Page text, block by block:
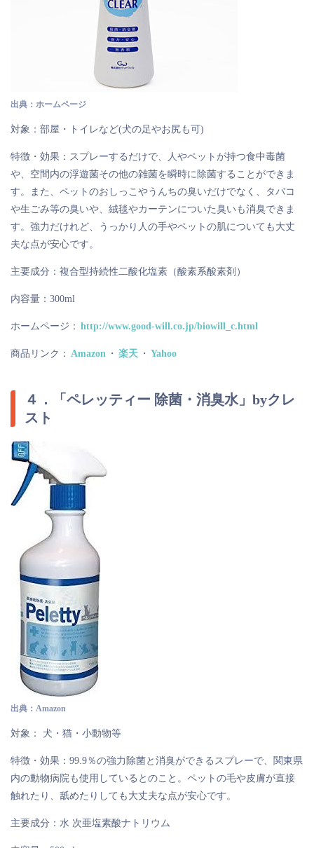
出典：ホームページ
対象：部屋・トイレなど(犬の足やお尻も可)
特徴・効果：スプレーするだけで、人やペットが持つ食中毒菌
や、空間内の浮遊菌その他の雑菌を瞬時に除菌することができま
す。また、ペットのおしっこやうんちの臭いだけでなく、タバコ
や生ごみ等の臭いや、絨毯やカーテンについた臭いも消臭できま
す。強力だけれど、うっかり人の手やペットの肌についても大丈
夫な点が安心です。
主要成分：複合型持続性二酸化塩素（酸素系酸素剤）
内容量：300ml
ホームページ： http://www.good-will.co.jp/biowill_c.html
商品リンク： Amazon ・ 楽天 ・ Yahoo
４．「ペレッティー 除菌・消臭水」byクレ
スト
出典：Amazon
対象： 犬・猫・小動物等
特徴・効果：99.9％の強力除菌と消臭ができるスプレーで、関東県
内の動物病院も使用しているとのこと。ペットの毛や皮膚が直接
触れたり、舐めたりしても大丈夫な点が安心です。
主要成分：水 次亜塩素酸ナトリウム